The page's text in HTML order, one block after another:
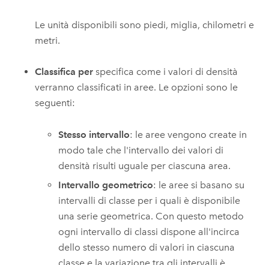
Le unità disponibili sono piedi, miglia, chilometri e
metri.
Classifica per specifica come i valori di densità
verranno classificati in aree. Le opzioni sono le
seguenti:
Stesso intervallo: le aree vengono create in
modo tale che l'intervallo dei valori di
densità risulti uguale per ciascuna area.
Intervallo geometrico: le aree si basano su
intervalli di classe per i quali è disponibile
una serie geometrica. Con questo metodo
ogni intervallo di classi dispone all'incirca
dello stesso numero di valori in ciascuna